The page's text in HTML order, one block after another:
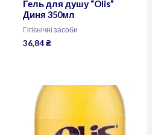
Гель для душу “Olis”
Диня 350мл
Гігієнічні засоби
36,84₴